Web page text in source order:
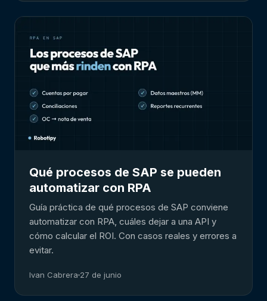
Qué procesos de SAP se pueden
automatizar con RPA
Guía práctica de qué procesos de SAP conviene
automatizar con RPA, cuáles dejar a una API y
cómo calcular el ROI. Con casos reales y errores a
evitar.
Ivan Cabrera 27 de junio